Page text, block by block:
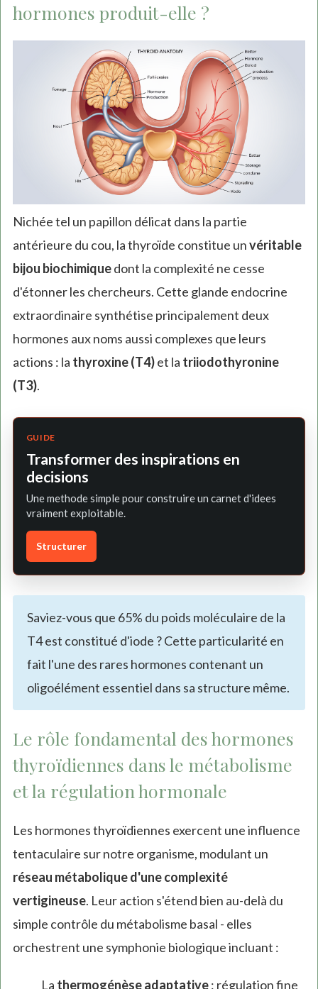
hormones produit-elle ?
Nichée tel un papillon délicat dans la partie
antérieure du cou, la thyroïde constitue unvéritable
bijou biochimiquedont la complexité ne cesse
d'étonner les chercheurs. Cette glande endocrine
extraordinaire synthétise principalement deux
hormones aux noms aussi complexes que leurs
actions : la thyroxine (T4)et la triiodothyronine
(T3).
GUIDE
Transformer des inspirations en
decisions
Une methode simple pour construire un carnet d'idees
vraiment exploitable.
Structurer
Saviez-vous que 65% du poids moléculaire de la
T4 est constitué d'iode ? Cette particularité en
fait l'une des rares hormones contenant un
oligoélément essentiel dans sa structure même.
Le rôle fondamental des hormones
thyroïdiennes dans le métabolisme
et la régulation hormonale
Les hormones thyroïdiennes exercent une influence
tentaculaire sur notre organisme, modulant un
réseau métabolique d'une complexité
vertigineuse. Leur action s'étend bien au-delà du
simple contrôle du métabolisme basal - elles
orchestrent une symphonie biologique incluant :
La thermogénèse adaptative: régulation fine